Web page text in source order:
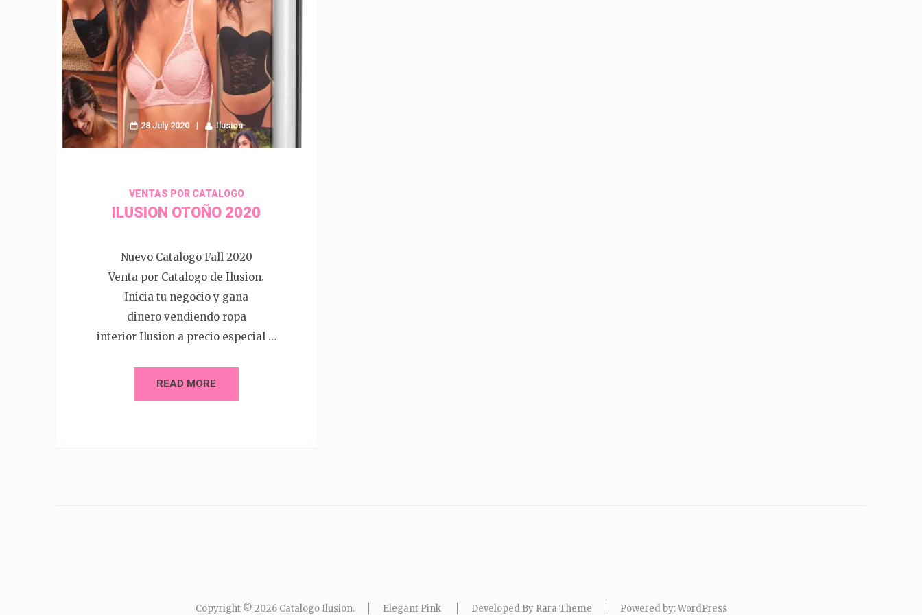
28 July 2020 Ilusion
VENTAS POR CATALOGO
ILUSION OTOÑO 2020
Nuevo Catalogo Fall 2020
Venta por Catalogo de Ilusion.
Inicia tu negocio y gana
dinero vendiendo ropa
interior Ilusion a precio especial …
READ MORE
Copyright © 2026 Catalogo Ilusion. Elegant Pink Developed By Rara Theme Powered by:WordPress